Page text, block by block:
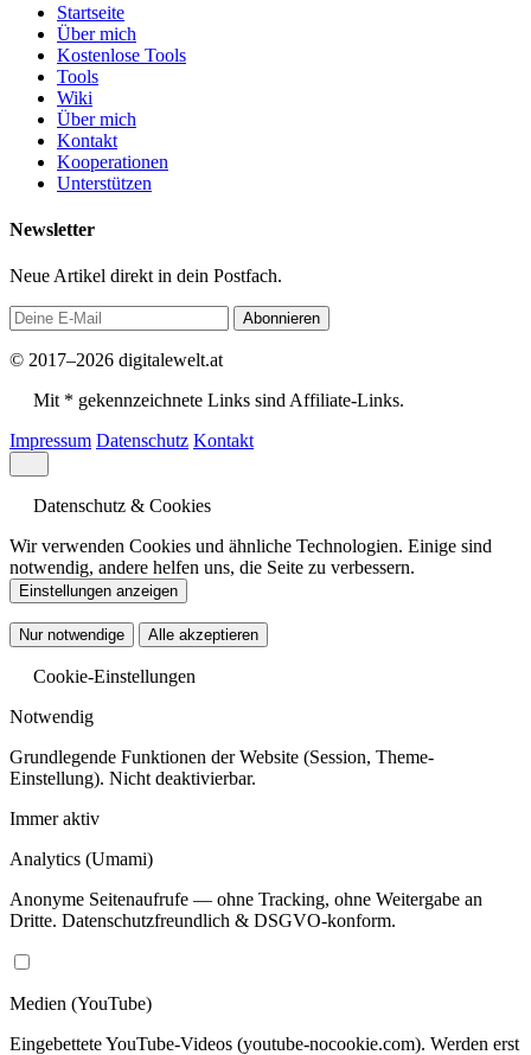
Startseite
Über mich
Kostenlose Tools
Tools
Wiki
Über mich
Kontakt
Kooperationen
Unterstützen
Newsletter
Neue Artikel direkt in dein Postfach.
Abonnieren
© 2017–2026 digitalewelt.at
Mit * gekennzeichnete Links sind Affiliate-Links.
Impressum Datenschutz Kontakt
Datenschutz & Cookies
Wir verwenden Cookies und ähnliche Technologien. Einige sind
notwendig, andere helfen uns, die Seite zu verbessern.
Einstellungen anzeigen
Nur notwendige Alle akzeptieren
Cookie-Einstellungen
Notwendig
Grundlegende Funktionen der Website (Session, Theme-
Einstellung). Nicht deaktivierbar.
Immer aktiv
Analytics (Umami)
Anonyme Seitenaufrufe — ohne Tracking, ohne Weitergabe an
Dritte. Datenschutzfreundlich & DSGVO-konform.
Medien (YouTube)
Eingebettete YouTube-Videos (youtube-nocookie.com). Werden erst